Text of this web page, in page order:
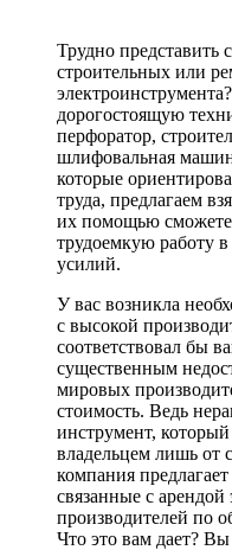
Трудно представить
строительных или
дорогостоящую
перфоратор,
шлифовальная
которые
труда, предлагаем
их помощью
трудоемкую работу
усилий.
У вас возникла
с высокой
соответствовал бы
существенным
мировых
стоимость. Ведь
инструмент, который
владельцем лишь от
компания
связанные с
производителей по
Что это вам дает?